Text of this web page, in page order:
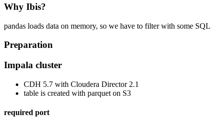
Google Homeはスマートプラグと「部屋」でグ
2017年に買ってよかったもの
オライリーから「仕事ではじめる機械学習」が
PyConJP 2017に参加した
OSSベースの機械学習が強い理由
グローバル企業でコミュニケーションを円滑に
MBPからThinkpad X1 Carbon(2017)に移行した
Why Ibis?
pandas loads data on memory, so we have to filter with some
Preparation
Impala cluster
CDH 5.7 with Cloudera Director 2.1
table is created with parquet on S3
required port